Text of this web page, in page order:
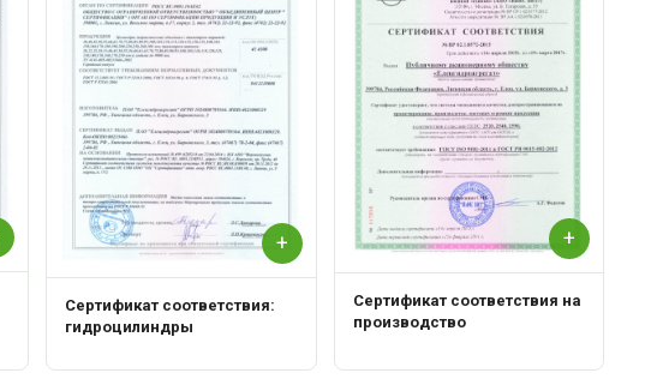
+
Сертификат соответствия:
гидроцилиндры
+
Сертификат соответствия на
производство